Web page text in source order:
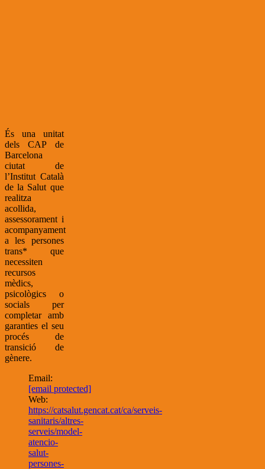
És una unitat
dels CAP de
Barcelona
ciutat de
l’Institut Català
de la Salut que
realitza
acollida,
assessorament i
acompanyament
a les persones
trans* que
necessiten
recursos
mèdics,
psicològics o
socials per
completar amb
garanties el seu
procés de
transició de
gènere.
Email:
[email protected]
Web:
https://catsalut.gencat.cat/ca/serveis-
sanitaris/altres-
serveis/model-
atencio-
salut-
persones-